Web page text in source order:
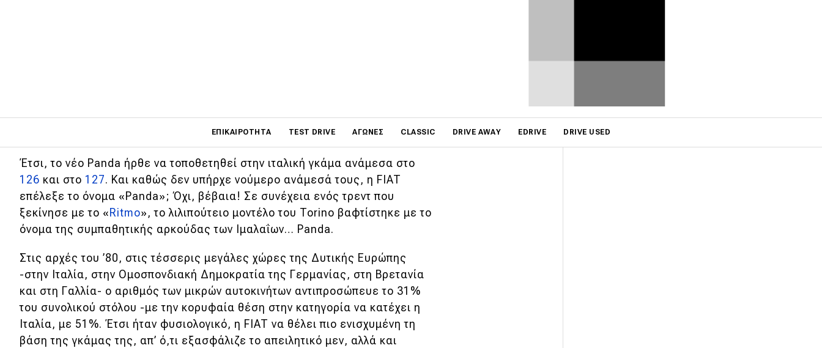
ΕΠΙΚΑΙΡΌΤΗΤΑ TEST DRIVE ΑΓΏΝΕΣ CLASSIC DRIVE AWAY EDRIVE DRIVE USED
Main navigation
Επικαιρότητα
Νέα μοντέλα
Ελλάδα
Κόσμος
Τεχνολογία
Ασφάλεια
ευρωπαϊκό μερίδιο στην κατηγορία των μικρών και χρηστικών
Έτσι, το νέο Panda ήρθε να τοποθετηθεί στην ιταλική γκάμα ανάμεσα στο
126 και στο 127. Και καθώς δεν υπήρχε νούμερο ανάμεσά τους, η FIAT
επέλεξε το όνομα «Panda»; Όχι, βέβαια! Σε συνέχεια ενός τρεντ που
ξεκίνησε με το «Ritmo», το λιλιπούτειο μοντέλο του Torino βαφτίστηκε με το
όνομα της συμπαθητικής αρκούδας των Ιμαλαΐων… Panda.
Στις αρχές του ’80, στις τέσσερις μεγάλες χώρες της Δυτικής Ευρώπης
-στην Ιταλία, στην Ομοσπονδιακή Δημοκρατία της Γερμανίας, στη Βρετανία
και στη Γαλλία- ο αριθμός των μικρών αυτοκινήτων αντιπροσώπευε το 31%
του συνολικού στόλου -με την κορυφαία θέση στην κατηγορία να κατέχει η
Ιταλία, με 51%. Έτσι ήταν φυσιολογικό, η FIAT να θέλει πιο ενισχυμένη τη
βάση της γκάμας της, απ’ ό,τι εξασφάλιζε το απειλητικό μεν, αλλά και